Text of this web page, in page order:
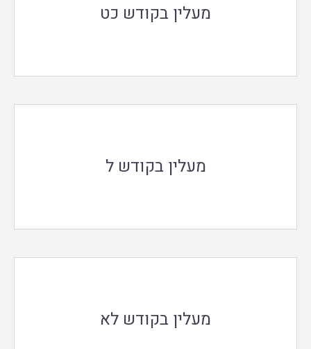
מעלין בקודש כט
מעלין בקודש ל
מעלין בקודש לא